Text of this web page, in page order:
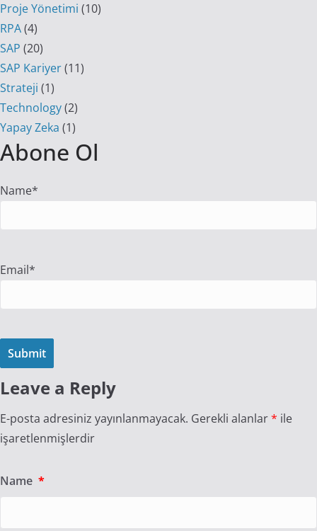
Proje Yönetimi (10)
RPA(4)
SAP (20)
SAP Kariyer(11)
Strateji (1)
Technology(2)
Yapay Zeka (1)
Abone Ol
Name*
Email*
Leave a Reply
E-posta adresiniz yayınlanmayacak. Gerekli alanlar* ile
işaretlenmişlerdir
Name *